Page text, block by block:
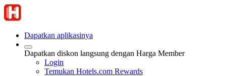
Dapatkan aplikasinya
Dapatkan diskon langsung dengan Harga Member
Login
Temukan Hotels.com Rewards